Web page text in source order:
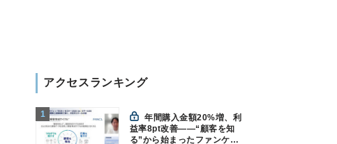
アクセスランキング
年間購入金額20%増、利
益率8pt改善——“顧客を知
る”から始まったファンケル